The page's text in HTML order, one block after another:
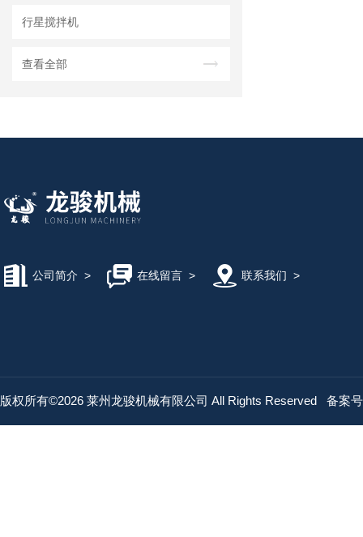
行星搅拌机
查看全部
公司简介 > 在线留言> 联系我们 >
版权所有©2026 莱州龙骏机械有限公司 All Rights Reserved 备案